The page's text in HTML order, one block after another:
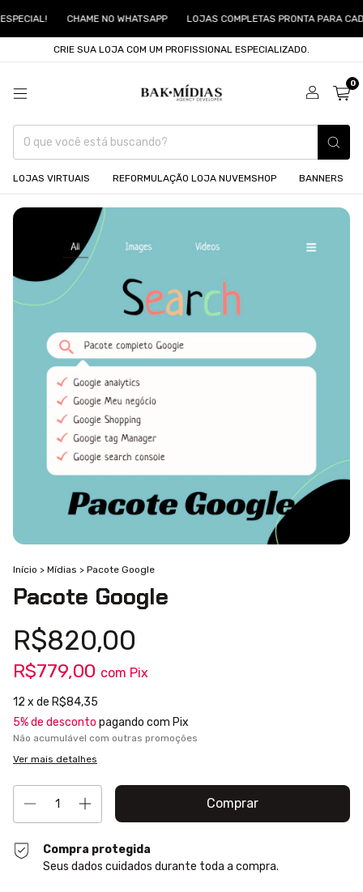
CHAME NO WHATSAPP LOJAS COMPLETAS PRONTA PARA
CRIE SUA LOJA COM UM PROFISSIONAL ESPECIALIZADO.
0
LOJAS VIRTUAIS REFORMULAÇÃO LOJA NUVEMSHOP BANNERS
Início > Mídias > Pacote Google
Pacote Google
R$820,00
R$779,00 com Pix
12 x de R$84,35
5% de desconto pagando com Pix
Não acumulável com outras promoções
Ver mais detalhes
Compra protegida
Seus dados cuidados durante toda a compra.